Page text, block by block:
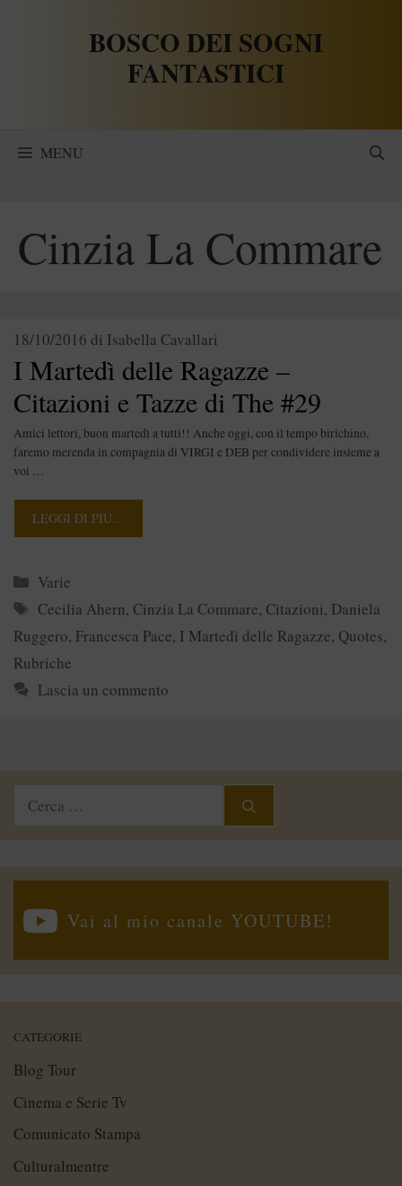
BOSCO DEI SOGNI
FANTASTICI
MENU
Cinzia La Commare
I Martedì delle Ragazze –
Citazioni e Tazze di The #29
18/10/2016 di Isabella Cavallari
Amici lettori, buon martedì a tutti!! Anche oggi, con il tempo birichino,
faremo merenda in compagnia di VIRGI e DEB per condividere insieme a
voi …
LEGGI DI PIÙ…
Categorie
Varie
Tag
Cecilia Ahern,Cinzia La Commare,Citazioni, Daniela
Ruggero, Francesca Pace, I Martedì delle Ragazze, Quotes,
Rubriche
Lascia un commento
Ricerca
Vai al mio canale YOUTUBE!
CATEGORIE
Blog Tour
Cinema e Serie Tv
Comunicato Stampa
Culturalmentre